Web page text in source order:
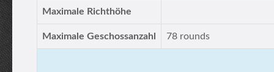
Maximale Richthöhe
Maximale Geschossanzahl 78 rounds